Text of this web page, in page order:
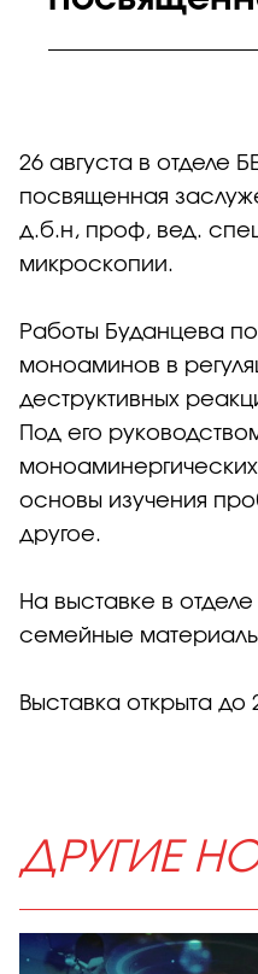
26 августа в отделе
посвященная
д.б.н, проф, вед.
микроскопии.
Работы Буданцева
моноаминов в
деструктивных
Под его
основы изучения
другое.
На выставке в
семейные
Выставка открыта
ДРУГИЕ